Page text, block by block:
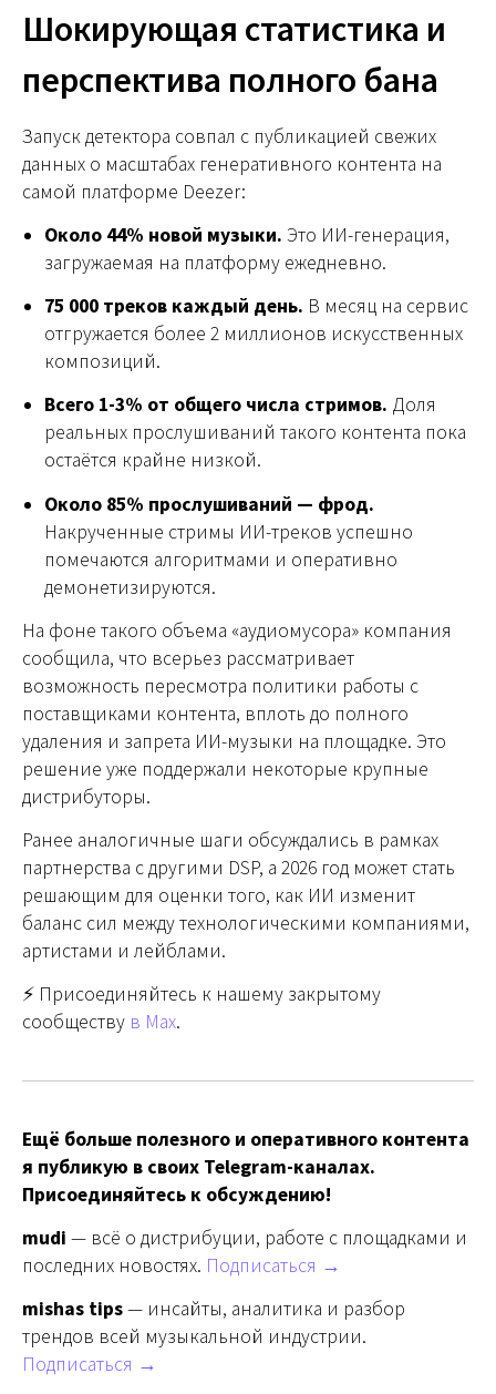
Шокирующая статистика и
перспектива полного бана
Запуск детектора совпал с публикацией свежих
данных о масштабах генеративного контента на
самой платформе Deezer:
Около 44% новой музыки. Это ИИ-генерация,
загружаемая на платформу ежедневно.
75 000 треков каждый день. В месяц на сервис
отгружается более 2 миллионов искусственных
композиций.
Всего 1-3% от общего числа стримов. Доля
реальных прослушиваний такого контента пока
остаётся крайне низкой.
Около 85% прослушиваний — фрод.
Накрученные стримы ИИ-треков успешно
помечаются алгоритмами и оперативно
демонетизируются.
На фоне такого объема «аудиомусора» компания
сообщила, что всерьез рассматривает
возможность пересмотра политики работы с
поставщиками контента, вплоть до полного
удаления и запрета ИИ-музыки на площадке. Это
решение уже поддержали некоторые крупные
дистрибуторы.
Ранее аналогичные шаги обсуждались в рамках
партнерства с другими DSP, а 2026 год может стать
решающим для оценки того, как ИИ изменит
баланс сил между технологическими компаниями,
артистами и лейблами.
⚡️ Присоединяйтесь к нашему закрытому
сообществу в Max.
Ещё больше полезного и оперативного контента
я публикую в своих Telegram-каналах.
Присоединяйтесь к обсуждению!
mudi — всё о дистрибуции, работе с площадками и
последних новостях. Подписаться →
mishas tips— инсайты, аналитика и разбор
трендов всей музыкальной индустрии.
Подписаться →